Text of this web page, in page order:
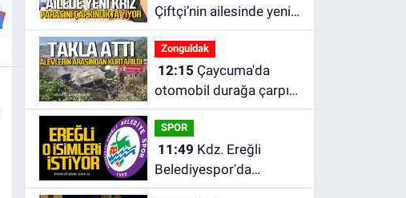
Çiftçi’nin ailesinde yeni
kriz. “Kızımın parasını
çapkınlıkta yiyor”
Zonguldak
12:15
otomobil durağa çarpıp
takla attı. Sürücü
alevlerin arasından
kurtarıldı.
SPOR
11:49
Belediyespor'da
kulübün başına kim